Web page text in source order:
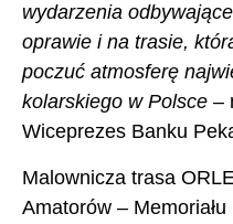
wydarzenia
oprawie i na trasie,
poczuć atmosferę
kolarskiego w Polsce –
Wiceprezes Banku
Malownicza trasa
Amatorów –